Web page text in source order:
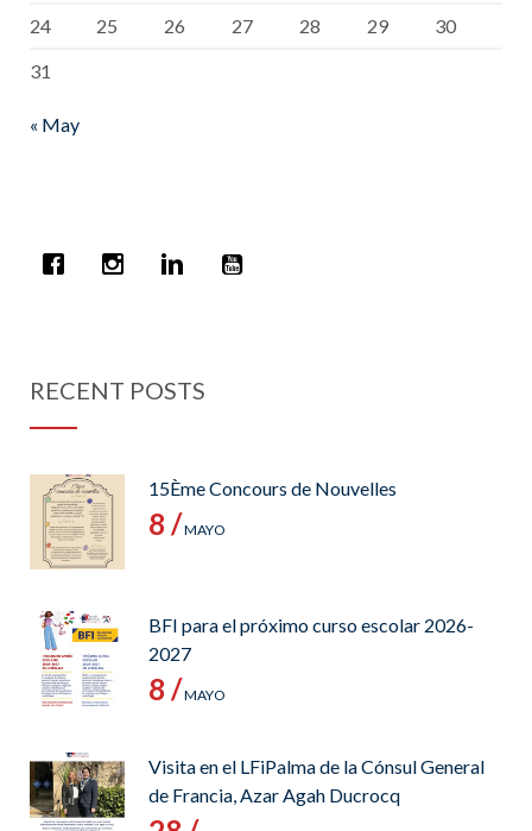
24 25 26 27 28 29
30
31
« May
RECENT POSTS
15Ème Concours de Nouvelles
8 /MAYO
BFI para el próximo curso escolar 2026-
2027
8 /MAYO
Visita en el LFiPalma de la Cónsul General
de Francia, Azar Agah Ducrocq